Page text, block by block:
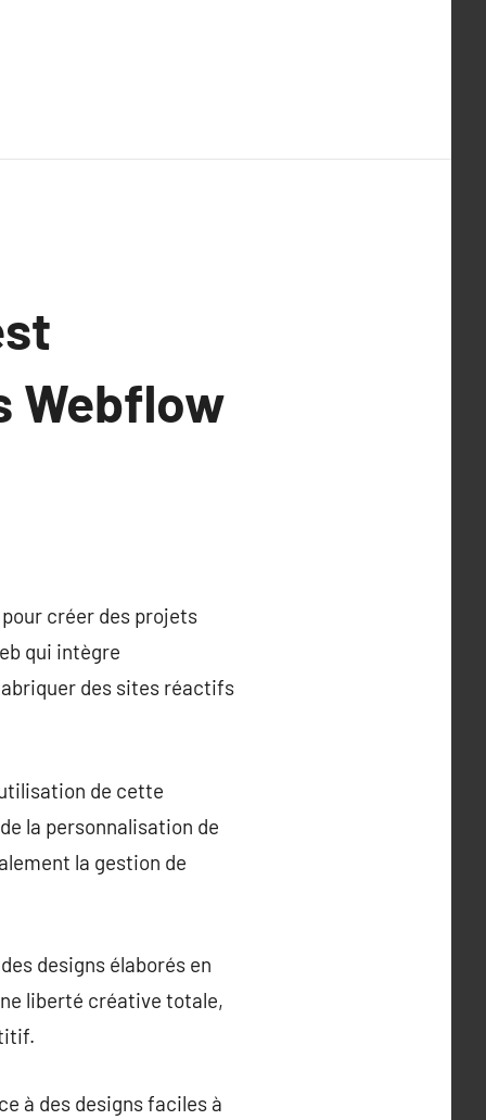
Webflow
créer des projets
qui intègre
des sites réactifs
de cette
la personnalisation de
la gestion de
designs élaborés en
liberté créative totale,
à des designs faciles à